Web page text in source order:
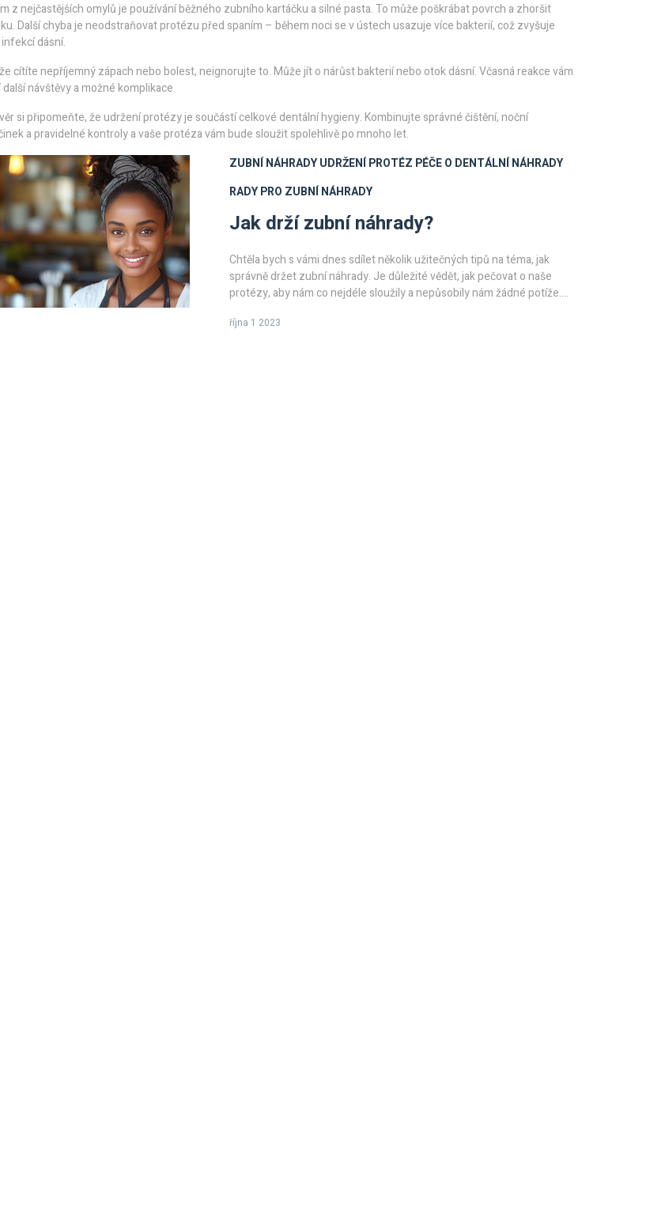
z nejčastějších omylů je používání běžného zubního kartáčku a silné pasta. To může poškrábat povrch a zhoršit
Další chyba je neodstraňovat protézu před spaním – během noci se v ústech usazuje více bakterií, což zvyšuje
dásní.
cítíte nepříjemný zápach nebo bolest, neignorujte to. Může jít o nárůst bakterií nebo otok dásní. Včasná reakce vám
návštěvy a možné komplikace.
si připomeňte, že udržení protézy je součástí celkové dentální hygieny. Kombinujte správné čištění, noční
a pravidelné kontroly a vaše protéza vám bude sloužit spolehlivě po mnoho let.
ZUBNÍ NÁHRADYUDRŽENÍ PROTÉZ PÉČE O DENTÁLNÍ NÁHRADY
RADY PRO ZUBNÍ NÁHRADY
Jak drží zubní náhrady?
Chtěla bych s vámi dnes sdílet několik užitečných tipů na téma, jak
správně držet zubní náhrady. Je důležité vědět, jak pečovat o naše
protézy, aby nám co nejdéle sloužily a nepůsobily nám žádné potíže.
komplikacím. Věřím, že vám moje zkušenosti a rady budou užitečné a
října 1 2023